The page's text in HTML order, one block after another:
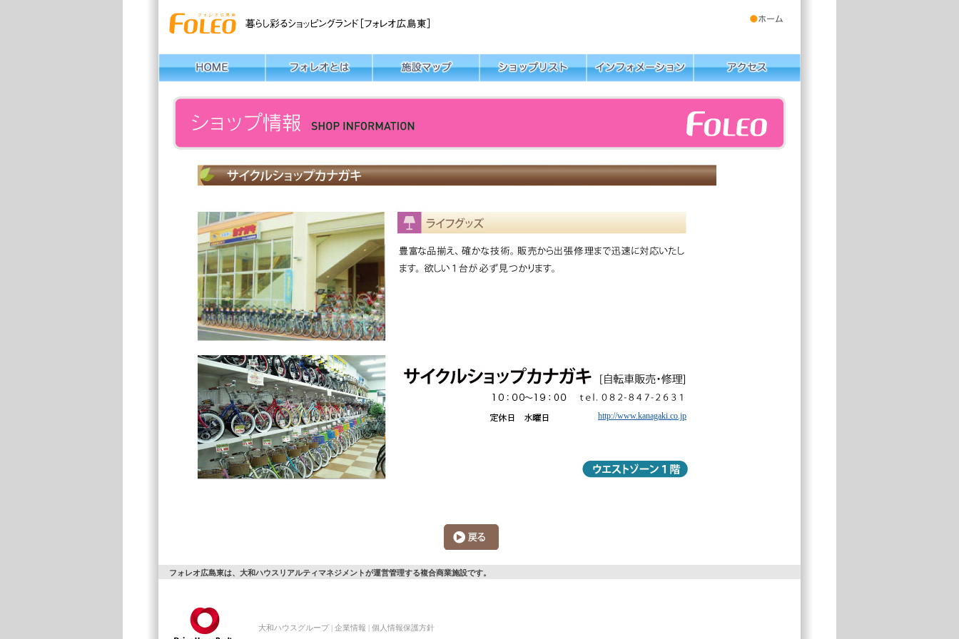
http://www.kanagaki.co.jp
フォレオ広島東は、大和ハウスリアルティマネジメントが運営管理する複合商業施設です。
大和ハウスグループ | 企業情報 | 個人情報保護方針